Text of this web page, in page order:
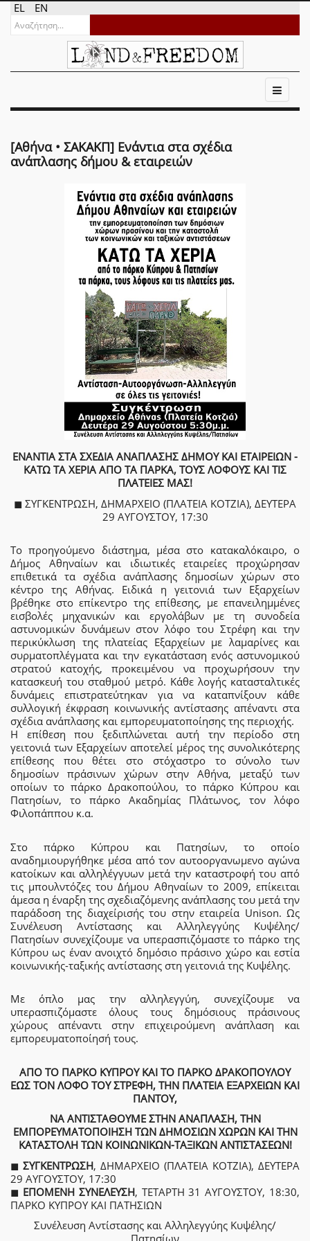
EL EN
[Αθήνα • ΣΑΚΑΚΠ] Ενάντια στα σχέδια
ανάπλασης δήμου & εταιρειών
ΕΝΑΝΤΙΑ ΣΤΑ ΣΧΕΔΙΑ ΑΝΑΠΛΑΣΗΣ ΔΗΜΟΥ ΚΑΙ ΕΤΑΙΡΕΙΩΝ -
ΚΑΤΩ ΤΑ ΧΕΡΙΑ ΑΠΟ ΤΑ ΠΑΡΚΑ, ΤΟΥΣ ΛΟΦΟΥΣ ΚΑΙ ΤΙΣ
ΠΛΑΤΕΙΕΣ ΜΑΣ!
◼ ΣΥΓΚΕΝΤΡΩΣΗ, ΔΗΜΑΡΧΕΙΟ (ΠΛΑΤΕΙΑ ΚΟΤΖΙΑ), ΔΕΥΤΕΡΑ
29 ΑΥΓΟΥΣΤΟΥ, 17:30
Το προηγούμενο διάστημα, μέσα στο κατακαλόκαιρο, ο
Δήμος Αθηναίων και ιδιωτικές εταιρείες προχώρησαν
επιθετικά τα σχέδια ανάπλασης δημοσίων χώρων στο
κέντρο της Αθήνας. Ειδικά η γειτονιά των Εξαρχείων
βρέθηκε στο επίκεντρο της επίθεσης, με επανειλημμένες
εισβολές μηχανικών και εργολάβων με τη συνοδεία
αστυνομικών δυνάμεων στον λόφο του Στρέφη και την
περικύκλωση της πλατείας Εξαρχείων με λαμαρίνες και
συρματοπλέγματα και την εγκατάσταση ενός αστυνομικού
στρατού κατοχής, προκειμένου να προχωρήσουν την
κατασκευή του σταθμού μετρό. Κάθε λογής κατασταλτικές
δυνάμεις επιστρατεύτηκαν για να καταπνίξουν κάθε
συλλογική έκφραση κοινωνικής αντίστασης απέναντι στα
σχέδια ανάπλασης και εμπορευματοποίησης της περιοχής.
Η επίθεση που ξεδιπλώνεται αυτή την περίοδο στη
γειτονιά των Εξαρχείων αποτελεί μέρος της συνολικότερης
επίθεσης που θέτει στο στόχαστρο το σύνολο των
δημοσίων πράσινων χώρων στην Αθήνα, μεταξύ των
οποίων το πάρκο Δρακοπούλου, το πάρκο Κύπρου και
Πατησίων, το πάρκο Ακαδημίας Πλάτωνος, τον λόφο
Φιλοπάππου κ.α.
Στο πάρκο Κύπρου και Πατησίων, το οποίο
αναδημιουργήθηκε μέσα από τον αυτοοργανωμενο αγώνα
κατοίκων και αλληλέγγυων μετά την καταστροφή του από
τις μπουλντόζες του Δήμου Αθηναίων το 2009, επίκειται
άμεσα η έναρξη της σχεδιαζόμενης ανάπλασης του μετά την
παράδοση της διαχείρισής του στην εταιρεία Unison. Ως
Συνέλευση Αντίστασης και Αλληλεγγύης Κυψέλης/
Πατησίων συνεχίζουμε να υπερασπιζόμαστε το πάρκο της
Κύπρου ως έναν ανοιχτό δημόσιο πράσινο χώρο και εστία
κοινωνικής-ταξικής αντίστασης στη γειτονιά της Κυψέλης.
Με όπλο μας την αλληλεγγύη, συνεχίζουμε να
υπερασπιζόμαστε όλους τους δημόσιους πράσινους
χώρους απέναντι στην επιχειρούμενη ανάπλαση και
εμπορευματοποίησή τους.
ΑΠΟ ΤΟ ΠΑΡΚΟ ΚΥΠΡΟΥ ΚΑΙ ΤΟ ΠΑΡΚΟ ΔΡΑΚΟΠΟΥΛΟΥ
ΕΩΣ ΤΟΝ ΛΟΦΟ ΤΟΥ ΣΤΡΕΦΗ, ΤΗΝ ΠΛΑΤΕΙΑ ΕΞΑΡΧΕΙΩΝ ΚΑΙ
ΠΑΝΤΟΥ,
ΝΑ ΑΝΤΙΣΤΑΘΟΥΜΕ ΣΤΗΝ ΑΝΑΠΛΑΣΗ, ΤΗΝ
ΕΜΠΟΡΕΥΜΑΤΟΠΟΙΗΣΗ ΤΩΝ ΔΗΜΟΣΙΩΝ ΧΩΡΩΝ ΚΑΙ ΤΗΝ
ΚΑΤΑΣΤΟΛΗ ΤΩΝ ΚΟΙΝΩΝΙΚΩΝ-ΤΑΞΙΚΩΝ ΑΝΤΙΣΤΑΣΕΩΝ!
◼ ΣΥΓΚΕΝΤΡΩΣΗ, ΔΗΜΑΡΧΕΙΟ (ΠΛΑΤΕΙΑ ΚΟΤΖΙΑ), ΔΕΥΤΕΡΑ
29 ΑΥΓΟΥΣΤΟΥ, 17:30
◼ ΕΠΟΜΕΝΗ ΣΥΝΕΛΕΥΣΗ, ΤΕΤΑΡΤΗ 31 ΑΥΓΟΥΣΤΟΥ, 18:30,
ΠΑΡΚΟ ΚΥΠΡΟΥ ΚΑΙ ΠΑΤΗΣΙΩΝ
Συνέλευση Αντίστασης και Αλληλεγγύης Κυψέλης/
Πατησίων